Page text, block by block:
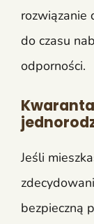
rozwiązanie
do czasu
odporności.
Jeśli
bezpieczną